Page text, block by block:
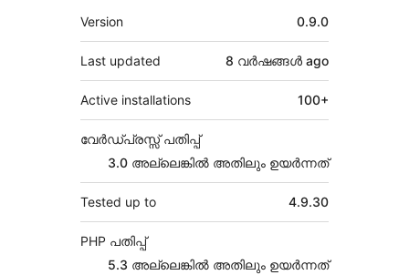
Meta
Version 0.9.0
Last updated 8 വര്‍ഷങ്ങള്‍ ago
Active installations 100+
വേർഡ്പ്രസ്സ് പതിപ്പ്
3.0 അല്ലെങ്കില്‍ അതിലും ഉയര്‍ന്നത്
Tested up to 4.9.30
PHP പതിപ്പ്
5.3 അല്ലെങ്കില്‍ അതിലും ഉയര്‍ന്നത്